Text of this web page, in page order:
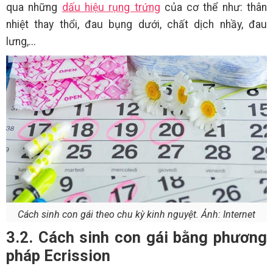
qua những dấu hiệu rụng trứng của cơ thể như: thân
nhiệt thay thổi, đau bụng dưới, chất dịch nhầy, đau
lưng,...
Cách sinh con gái theo chu kỳ kinh nguyệt. Ảnh: Internet
3.2. Cách sinh con gái bằng phương
pháp Ecrission